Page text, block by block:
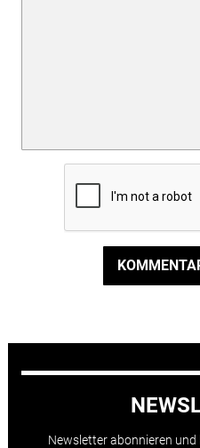
Newsletter abonnieren